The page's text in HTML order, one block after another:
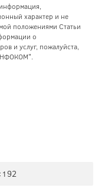
характер и не
положениями Статьи
о
и услуг, пожалуйста,